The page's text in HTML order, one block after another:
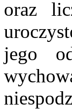
oraz
jego